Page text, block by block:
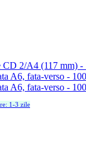
A6, fata-verso -
1-3 zile